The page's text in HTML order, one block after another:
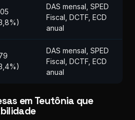
DAS mensal, SPED
Fiscal, DCTF, ECD
anual
DAS mensal, SPED
Fiscal, DCTF, ECD
anual
em Teutônia que